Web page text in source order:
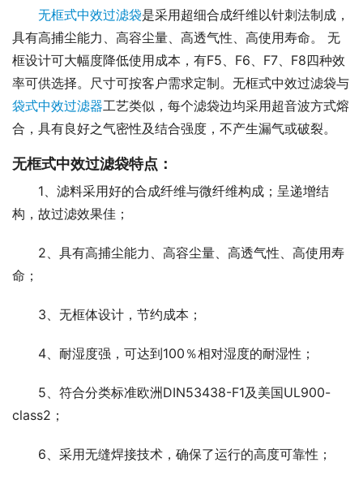
无框式中效过滤袋是采用超细合成纤维以针刺法制成，
具有高捕尘能力、高容尘量、高透气性、高使用寿命。 无
框设计可大幅度降低使用成本，有F5、F6、F7、F8四种效
率可供选择。尺寸可按客户需求定制。无框式中效过滤袋与
袋式中效过滤器工艺类似，每个滤袋边均采用超音波方式熔
合，具有良好之气密性及结合强度，不产生漏气或破裂。
无框式中效过滤袋特点：
1、滤料采用好的合成纤维与微纤维构成；呈递增结
构，故过滤效果佳；
2、具有高捕尘能力、高容尘量、高透气性、高使用寿
命；
3、无框体设计，节约成本；
4、耐湿度强，可达到100％相对湿度的耐湿性；
5、符合分类标准欧洲DIN53438-F1及美国UL900-
class2；
6、采用无缝焊接技术，确保了运行的高度可靠性；